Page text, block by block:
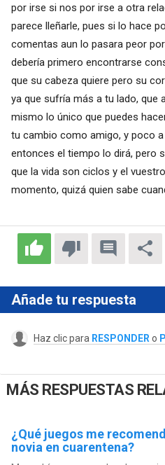
por irse si nos por irse a otra
parece lleñarle, pues si lo hace
comentas aun lo pasara peor
debería primero encontrarse
que su cabeza quiere pero su
ya que sufría más a tu lado, que
mismo lo único que puedes
tu cambio como amigo, y poco
entonces el tiempo lo dirá, pero
que la vida son ciclos y el
momento, quizá quien sabe
Añade tu respuesta
Haz clic para RESPONDER o
MÁS RESPUESTAS
¿Qué juegos me
novia en cuarentena?